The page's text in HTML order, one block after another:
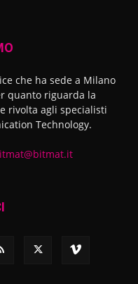
che ha sede a Milano
quanto riguarda la
rivolta agli specialisti
Technology.